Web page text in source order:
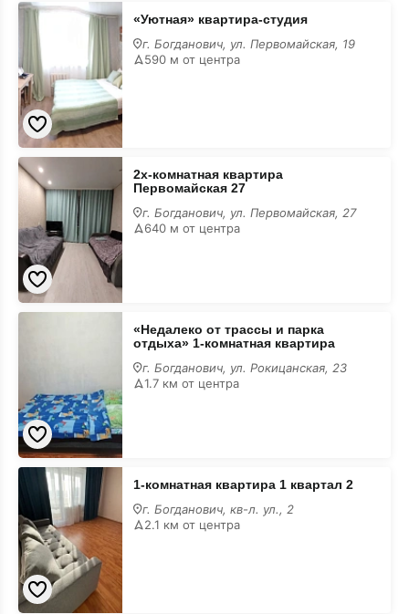
«Уютная»
квартира-
студия
«Уютная» квартира-студия
г. Богданович, ул. Первомайская, 19
590 м от центра
2х-
комнатная
квартира
Первомайская
2х-комнатная квартира
Первомайская 27
г. Богданович, ул. Первомайская, 27
640 м от центра
«Недалеко
отдыха»
1-
комнатная
квартира
«Недалеко от трассы и парка
отдыха» 1-комнатная квартира
г. Богданович, ул. Рокицанская, 23
1.7 км от центра
1-
комнатная
квартира
1
квартал
2
1-комнатная квартира 1 квартал 2
г. Богданович, кв-л. ул., 2
2.1 км от центра